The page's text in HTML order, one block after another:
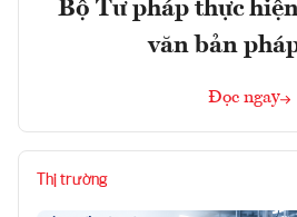
Bộ Tư pháp thực
văn bản
Đọc ngay
Thị trường